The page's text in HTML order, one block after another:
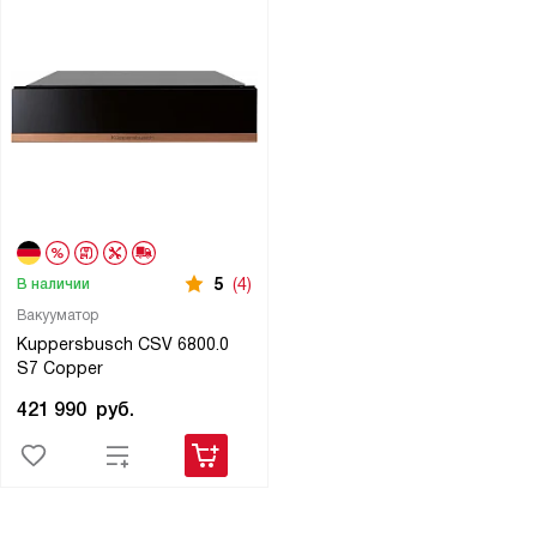
Вакууматор
Kuppersbusch CSV 6800.0
S7 Copper
В наличии 5 (4)
421 990 руб.